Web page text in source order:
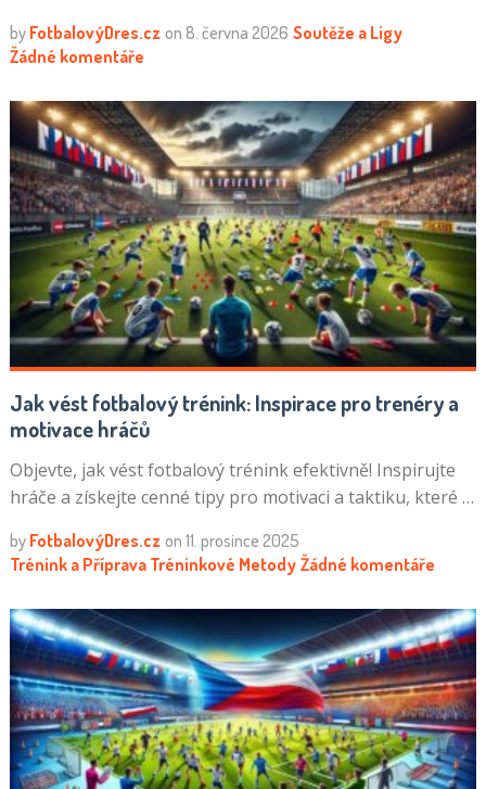
by FotbalovýDres.cz on 8. června 2026 Soutěže a Ligy
Žádné komentáře
Jak vést fotbalový trénink: Inspirace pro trenéry a
motivace hráčů
Objevte, jak vést fotbalový trénink efektivně! Inspirujte
hráče a získejte cenné tipy pro motivaci a taktiku, které …
by FotbalovýDres.cz on 11. prosince 2025
Trénink a Příprava Tréninkové Metody Žádné komentáře